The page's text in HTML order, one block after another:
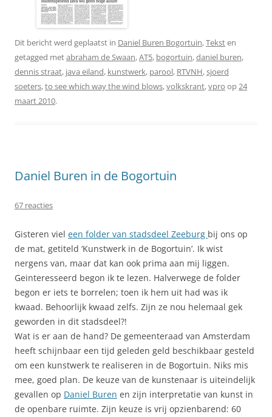
Dit bericht werd geplaatst in Daniel Buren Bogortuin,Teksten
getagged metabraham de Swaan,AT5, bogortuin,daniel buren,
dennis straat, java eiland, kunstwerk, parool, RTVNH,sjoerd
soeters,to see which way the wind blows,volkskrant,vpro op24
maart 2010.
Daniel Buren in de Bogortuin
67 reacties
Gisteren viel een folder van stadsdeel Zeeburg bij ons op
de mat, getiteld ‘Kunstwerk in de Bogortuin’. Ik wist
nergens van, maar dat kan ook prima aan mij liggen.
Geinteresseerd begon ik te lezen. Halverwege de folder
begon er iets te borrelen; toen ik hem uit had was ik
kwaad. Behoorlijk kwaad zelfs. Zijn ze nou helemaal gek
geworden in dit stadsdeel?!
Wat is er aan de hand? De gemeenteraad van Amsterdam
heeft schijnbaar een tijd geleden geld beschikbaar gesteld
om een kunstwerk te realiseren in de Bogortuin. Niks mis
mee, goed plan. De keuze van de kunstenaar is uiteindelijk
gevallen op Daniel Buren en zijn interpretatie van kunst in
de openbare ruimte. Zijn keuze is vrij opzienbarend: 60